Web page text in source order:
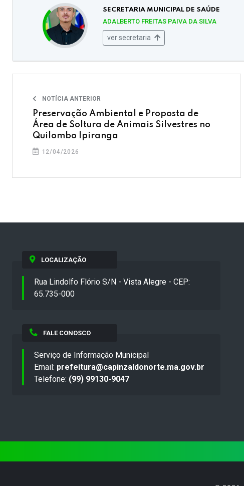
SECRETARIA MUNICIPAL DE SAÚDE
ADALBERTO FREITAS PAIVA DA SILVA
ver secretaria
NOTÍCIA ANTERIOR
Preservação Ambiental e Proposta de
Área de Soltura de Animais Silvestres no
Quilombo Ipiranga
12/04/2026
LOCALIZAÇÃO
Rua Lindolfo Flório S/N - Vista Alegre - CEP:
65.735-000
FALE CONOSCO
Serviço de Informação Municipal
Email: prefeitura@capinzaldonorte.ma.gov.br
Telefone: (99) 99130-9047